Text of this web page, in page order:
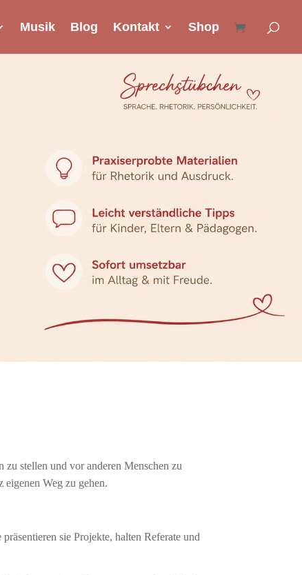
Musik Blog Kontakt Shop
stellen und vor anderen Menschen zu
Weg zu gehen.
sie Projekte, halten Referate und